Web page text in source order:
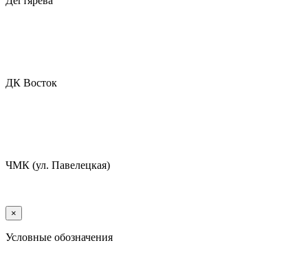
ДК Восток
ЧМК (ул. Павелецкая)
×
Условные обозначения